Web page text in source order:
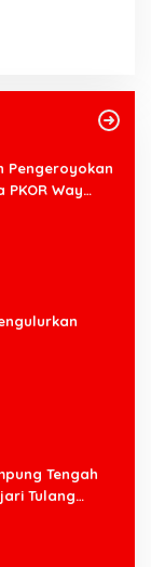
Pengeroyokan
Way
Tengah
Tulang